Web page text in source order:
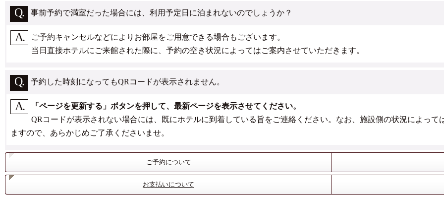
事前予約で満室だった場合には、利用予定日に泊まれないのでしょうか？
ご予約キャンセルなどによりお部屋をご用意できる場合もございます。
当日直接ホテルにご来館された際に、予約の空き状況によってはご案内させていただきます。
予約した時刻になってもQRコードが表示されません。
「ページを更新する」ボタンを押して、最新ページを表示させてください。
QRコードが表示されない場合には、既にホテルに到着している旨をご連絡ください。なお、施設側の状況によっ
ますので、あらかじめご了承くださいませ。
ご予約について
お支払いについて